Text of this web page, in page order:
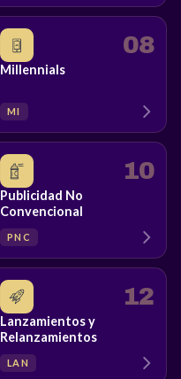
08
Millennials
MI
10
Publicidad No
Convencional
PNC
12
Lanzamientos y
Relanzamientos
LAN